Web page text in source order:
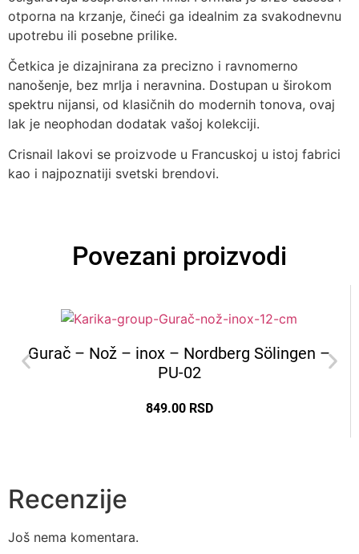
040 032
126
021 012
Blue, Violet
New
044 025 028 033 042 014
Dark, Gris i Green
New New
otporna na krzanje, čineći ga idealnim za svakodnevnu
upotrebu ili posebne prilike.
Četkica je dizajnirana za precizno i ravnomerno
nanošenje, bez mrlja i neravnina. Dostupan u širokom
spektru nijansi, od klasičnih do modernih tonova, ovaj
lak je neophodan dodatak vašoj kolekciji.
Crisnail lakovi se proizvode u Francuskoj u istoj fabrici
kao i najpoznatiji svetski brendovi.
Povezani proizvodi
Gurač – Nož – inox – Nordberg Sölingen –
PU-02
849.00 RSD
Recenzije
Još nema komentara.